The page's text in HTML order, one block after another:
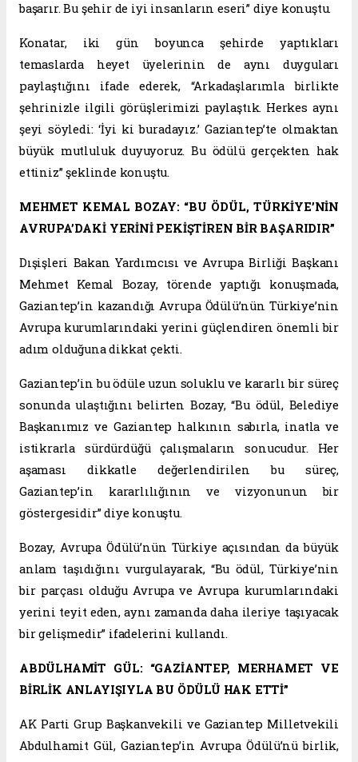
başarır. Bu şehir de iyi insanların eseri” diye konuştu.
Konatar, iki gün boyunca şehirde yaptıkları
temaslarda heyet üyelerinin de aynı duyguları
paylaştığını ifade ederek, “Arkadaşlarımla birlikte
şehrinizle ilgili görüşlerimizi paylaştık. Herkes aynı
şeyi söyledi: ‘İyi ki buradayız.’ Gaziantep’te olmaktan
büyük mutluluk duyuyoruz. Bu ödülü gerçekten hak
ettiniz” şeklinde konuştu.
MEHMET KEMAL BOZAY: “BU ÖDÜL, TÜRKİYE’NİN
AVRUPA’DAKİ YERİNİ PEKİŞTİREN BİR BAŞARIDIR”
Dışişleri Bakan Yardımcısı ve Avrupa Birliği Başkanı
Mehmet Kemal Bozay, törende yaptığı konuşmada,
Gaziantep’in kazandığı Avrupa Ödülü’nün Türkiye’nin
Avrupa kurumlarındaki yerini güçlendiren önemli bir
adım olduğuna dikkat çekti.
Gaziantep’in bu ödüle uzun soluklu ve kararlı bir süreç
sonunda ulaştığını belirten Bozay, “Bu ödül, Belediye
Başkanımız ve Gaziantep halkının sabırla, inatla ve
istikrarla sürdürdüğü çalışmaların sonucudur. Her
aşaması dikkatle değerlendirilen bu süreç,
Gaziantep’in kararlılığının ve vizyonunun bir
göstergesidir” diye konuştu.
Bozay, Avrupa Ödülü’nün Türkiye açısından da büyük
anlam taşıdığını vurgulayarak, “Bu ödül, Türkiye’nin
bir parçası olduğu Avrupa ve Avrupa kurumlarındaki
yerini teyit eden, aynı zamanda daha ileriye taşıyacak
bir gelişmedir” ifadelerini kullandı.
ABDÜLHAMİT GÜL: “GAZİANTEP, MERHAMET VE
BİRLİK ANLAYIŞIYLA BU ÖDÜLÜ HAK ETTİ”
AK Parti Grup Başkanvekili ve Gaziantep Milletvekili
Abdulhamit Gül, Gaziantep’in Avrupa Ödülü’nü birlik,